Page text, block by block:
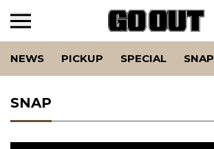
NEWS PICKUP SPECIAL SNAP
SNAP